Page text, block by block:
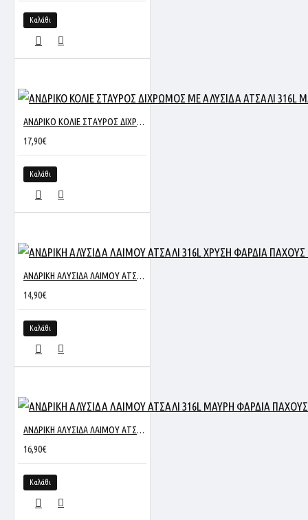
Καλάθι
ΑΝΔΡΙΚΟ ΚΟΛΙΕ ΣΤΑΥΡΟΣ ΔΙΧΡΩΜΟΣ ΜΕ ΑΛΥΣΙΔΑ ΑΤΣΑΛΙ 316L ΜΑΥΡΟ-ROSE GOLD HC9638
17,90€
Καλάθι
ΑΝΔΡΙΚΗ ΑΛΥΣΙΔΑ ΛΑΙΜΟΥ ΑΤΣΑΛΙ 316L ΧΡΥΣΗ ΦΑΡΔΙΑ ΠΑΧΟΥΣ 5MM ΚΑΙ ΜΗΚΟΥΣ 60CM HNS3212
14,90€
Καλάθι
ΑΝΔΡΙΚΗ ΑΛΥΣΙΔΑ ΛΑΙΜΟΥ ΑΤΣΑΛΙ 316L ΜΑΥΡΗ ΦΑΡΔΙΑ ΠΑΧΟΥΣ 4MM ΚΑΙ ΜΗΚΟΥΣ 60CM SC265
16,90€
Καλάθι